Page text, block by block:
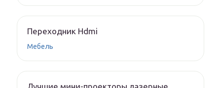
Переходник Hdmi
Мебель